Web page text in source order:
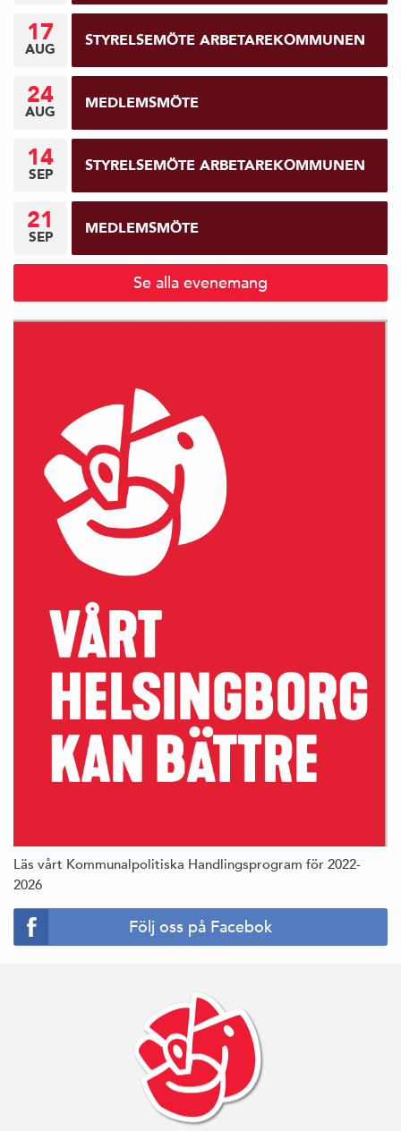
17
AUG STYRELSEMÖTE ARBETAREKOMMUNEN
24
AUG MEDLEMSMÖTE
14
SEP STYRELSEMÖTE ARBETAREKOMMUNEN
21
SEP MEDLEMSMÖTE
Se alla evenemang
Läs vårt Kommunalpolitiska Handlingsprogram för 2022-
2026
Följ oss på Facebok